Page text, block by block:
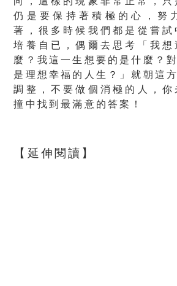
仍是要保持著積極的心，努
著
， 很多時候我們都是從嘗試
培養自已
，偶爾去思考「我
麼？我這一生想要的是什麼？
是理想幸福的人生？」就朝這
調整，不要做個消極的人，你
撞中找到最滿意的答案！
【延伸閱讀】